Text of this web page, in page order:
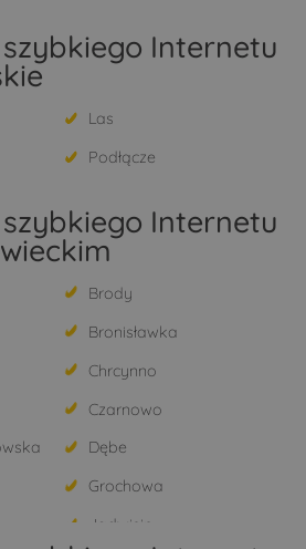
Internetu
Las
Podłącze
Internetu
Brody
Bronisławka
Chrcynno
Czarnowo
Dębe
Grochowa
Jadwisin